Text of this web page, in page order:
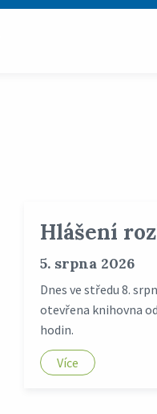
Hlášení
5. srpna 2026
Dnes ve středu 8.
otevřena knihovna
hodin.
Více